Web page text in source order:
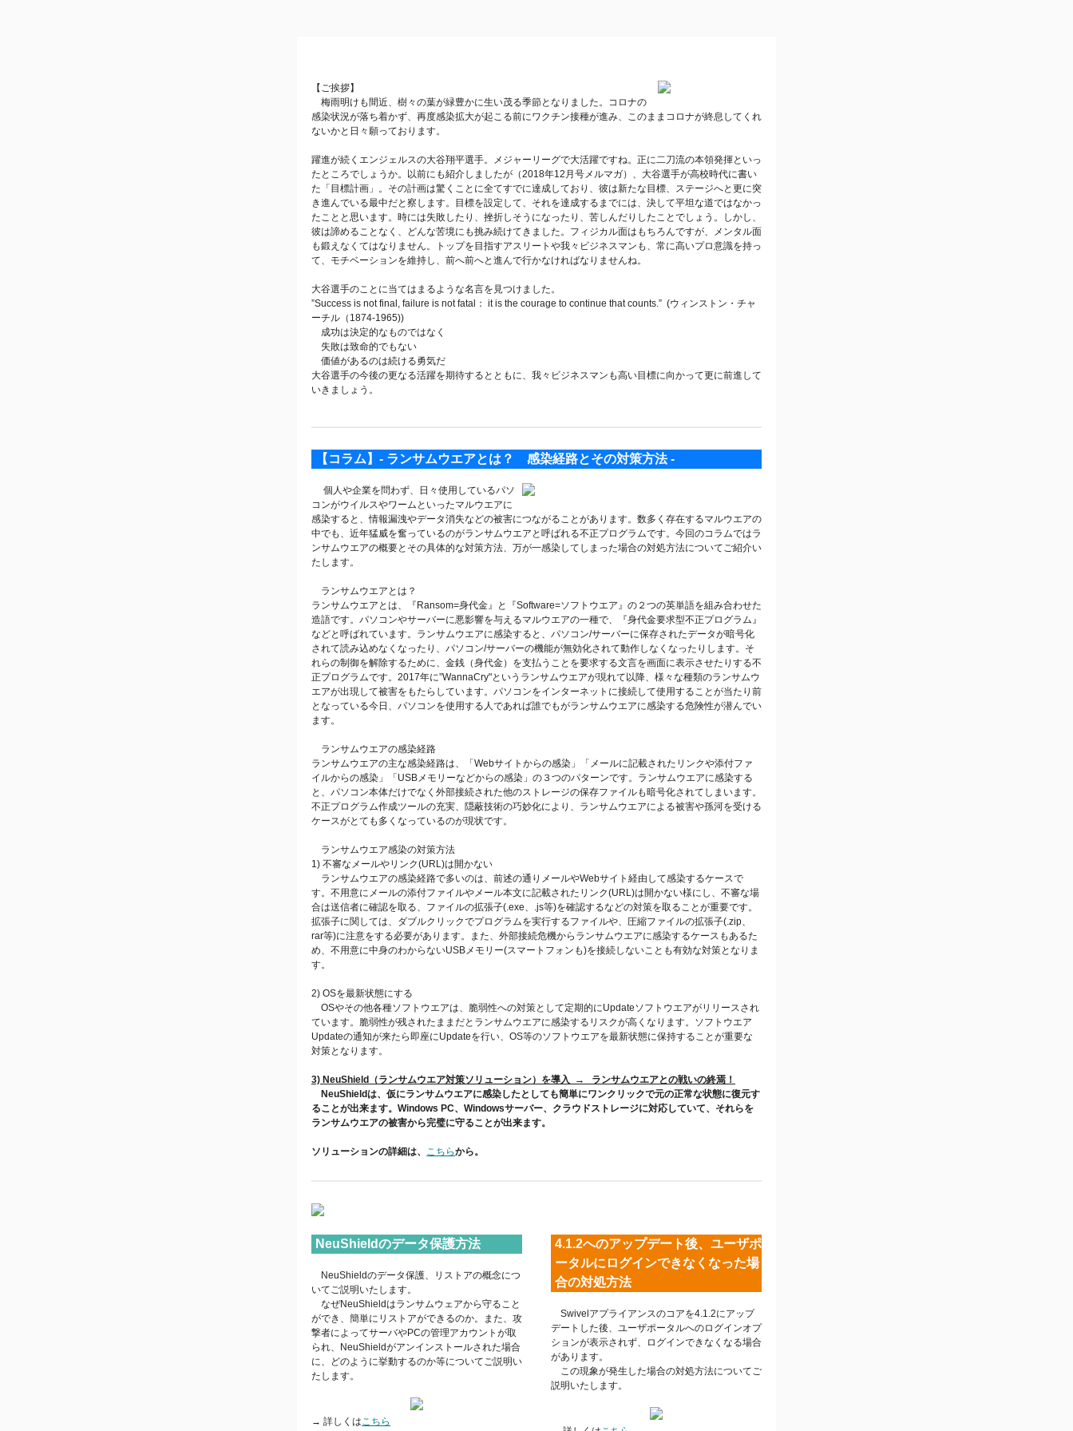
【ご挨拶】
梅雨明けも間近、樹々の葉が緑豊かに生い茂る季節となりました。コロナの
感染状況が落ち着かず、再度感染拡大が起こる前にワクチン接種が進み、このままコロナが終息してくれ
ないかと日々願っております。
躍進が続くエンジェルスの大谷翔平選手。メジャーリーグで大活躍ですね。正に二刀流の本領発揮といっ
たところでしょうか。以前にも紹介しましたが（2018年12月号メルマガ）、大谷選手が高校時代に書い
た「目標計画」。その計画は驚くことに全てすでに達成しており、彼は新たな目標、ステージへと更に突
き進んでいる最中だと察します。目標を設定して、それを達成するまでには、決して平坦な道ではなかっ
たことと思います。時には失敗したり、挫折しそうになったり、苦しんだりしたことでしょう。しかし、
彼は諦めることなく、どんな苦境にも挑み続けてきました。フィジカル面はもちろんですが、メンタル面
も鍛えなくてはなりません。トップを目指すアスリートや我々ビジネスマンも、常に高いプロ意識を持っ
て、モチベーションを維持し、前へ前へと進んで行かなければなりませんね。
大谷選手のことに当てはまるような名言を見つけました。
”Success is not final, failure is not fatal： it is the courage to continue that counts.” (ウィンストン・チャ
ーチル（1874-1965))
成功は決定的なものではなく
失敗は致命的でもない
価値があるのは続ける勇気だ
大谷選手の今後の更なる活躍を期待するとともに、我々ビジネスマンも高い目標に向かって更に前進して
いきましょう。
【コラム】- ランサムウエアとは？ 感染経路とその対策方法 -
個人や企業を問わず、日々使用しているパソ
コンがウイルスやワームといったマルウエアに
感染すると、情報漏洩やデータ消失などの被害につながることがあります。数多く存在するマルウエアの
中でも、近年猛威を奮っているのがランサムウエアと呼ばれる不正プログラムです。今回のコラムではラ
ンサムウエアの概要とその具体的な対策方法、万が一感染してしまった場合の対処方法についてご紹介い
たします。
ランサムウエアとは？
ランサムウエアとは、『Ransom=身代金』と『Software=ソフトウエア』の２つの英単語を組み合わせた
造語です。パソコンやサーバーに悪影響を与えるマルウエアの一種で、『身代金要求型不正プログラム』
などと呼ばれています。ランサムウエアに感染すると、パソコン/サーバーに保存されたデータが暗号化
されて読み込めなくなったり、パソコン/サーバーの機能が無効化されて動作しなくなったりします。そ
れらの制御を解除するために、金銭（身代金）を支払うことを要求する文言を画面に表示させたりする不
正プログラムです。2017年に”WannaCry"というランサムウエアが現れて以降、様々な種類のランサムウ
エアが出現して被害をもたらしています。パソコンをインターネットに接続して使用することが当たり前
となっている今日、パソコンを使用する人であれば誰でもがランサムウエアに感染する危険性が潜んでい
ます。
ランサムウエアの感染経路
ランサムウエアの主な感染経路は、「Webサイトからの感染」「メールに記載されたリンクや添付ファ
イルからの感染」「USBメモリーなどからの感染」の３つのパターンです。ランサムウエアに感染する
と、パソコン本体だけでなく外部接続された他のストレージの保存ファイルも暗号化されてしまいます。
不正プログラム作成ツールの充実、隠蔽技術の巧妙化により、ランサムウエアによる被害や孫河を受ける
ケースがとても多くなっているのが現状です。
ランサムウエア感染の対策方法
1) 不審なメールやリンク(URL)は開かない
ランサムウエアの感染経路で多いのは、前述の通りメールやWebサイト経由して感染するケースで
す。不用意にメールの添付ファイルやメール本文に記載されたリンク(URL)は開かない様にし、不審な場
合は送信者に確認を取る、ファイルの拡張子(.exe、.js等)を確認するなどの対策を取ることが重要です。
拡張子に関しては、ダブルクリックでプログラムを実行するファイルや、圧縮ファイルの拡張子(.zip、
rar等)に注意をする必要があります。また、外部接続危機からランサムウエアに感染するケースもあるた
め、不用意に中身のわからないUSBメモリー(スマートフォンも)を接続しないことも有効な対策となりま
す。
2) OSを最新状態にする
OSやその他各種ソフトウエアは、脆弱性への対策として定期的にUpdateソフトウエアがリリースされ
ています。脆弱性が残されたままだとランサムウエアに感染するリスクが高くなります。ソフトウエア
Updateの通知が来たら即座にUpdateを行い、OS等のソフトウエアを最新状態に保持することが重要な
対策となります。
3) NeuShield（ランサムウエア対策ソリューション）を導入 → ランサムウエアとの戦いの終焉！
NeuShieldは、仮にランサムウエアに感染したとしても簡単にワンクリックで元の正常な状態に復元す
ることが出来ます。Windows PC、Windowsサーバー、クラウドストレージに対応していて、それらを
ランサムウエアの被害から完璧に守ることが出来ます。
ソリューションの詳細は、 こちらから。
NeuShieldのデータ保護方法
NeuShieldのデータ保護、リストアの概念につ
いてご説明いたします。
なぜNeuShieldはランサムウェアから守ること
ができ、簡単にリストアができるのか。また、攻
撃者によってサーバやPCの管理アカウントが取
られ、NeuShieldがアンインストールされた場合
に、どのように挙動するのか等についてご説明い
たします。
→ 詳しくはこちら
4.1.2へのアップデート後、ユーザポ
ータルにログインできなくなった場
合の対処方法
Swivelアプライアンスのコアを4.1.2にアップ
デートした後、ユーザポータルへのログインオプ
ションが表示されず、ログインできなくなる場合
があります。
この現象が発生した場合の対処方法についてご
説明いたします。